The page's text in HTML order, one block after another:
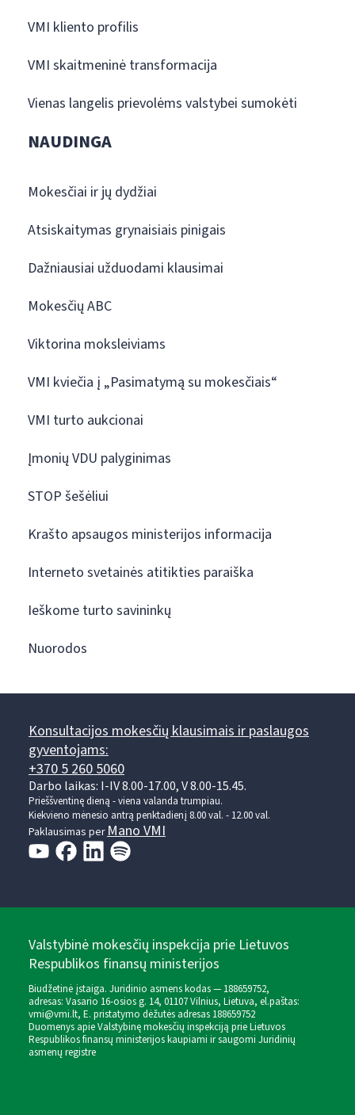
VMI kliento profilis
VMI skaitmeninė transformacija
Vienas langelis prievolėms valstybei sumokėti
NAUDINGA
Mokesčiai ir jų dydžiai
Atsiskaitymas grynaisiais pinigais
Dažniausiai užduodami klausimai
Mokesčių ABC
Viktorina moksleiviams
VMI kviečia į „Pasimatymą su mokesčiais“
VMI turto aukcionai
Įmonių VDU palyginimas
STOP šešėliui
Krašto apsaugos ministerijos informacija
Interneto svetainės atitikties paraiška
Ieškome turto savininkų
Nuorodos
Konsultacijos mokesčių klausimais ir paslaugos
gyventojams:
+370 5 260 5060
Darbo laikas: I-IV 8.00-17.00, V 8.00-15.45.
Prieššventinę dieną - viena valanda trumpiau.
Kiekvieno mėnesio antrą penktadienį 8.00 val. - 12.00 val.
Paklausimas perMano VMI
Valstybinė mokesčių inspekcija prie Lietuvos
Respublikos finansų ministerijos
Biudžetinė įstaiga. Juridinio asmens kodas — 188659752,
adresas: Vasario 16-osios g. 14, 01107 Vilnius, Lietuva, el.paštas:
vmi@vmi.lt, E. pristatymo dėžutės adresas 188659752
Duomenys apie Valstybinę mokesčių inspekciją prie Lietuvos
Respublikos finansų ministerijos kaupiami ir saugomi Juridinių
asmenų registre